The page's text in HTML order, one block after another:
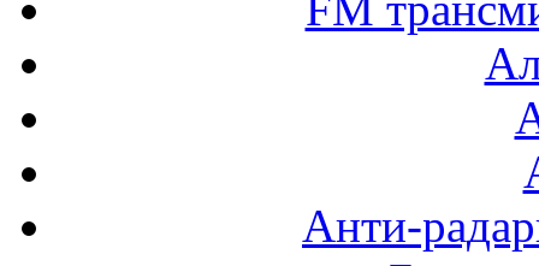
Анти-